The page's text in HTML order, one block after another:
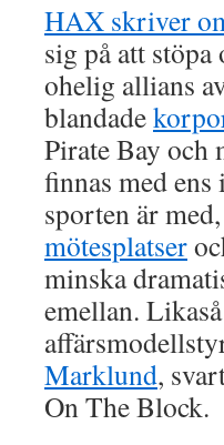
HAX skriver
sig på att
ohelig allians
blandade
Pirate Bay och
finnas med
sporten är
mötesplatser
minska
emellan.
Marklund,
On The Block.